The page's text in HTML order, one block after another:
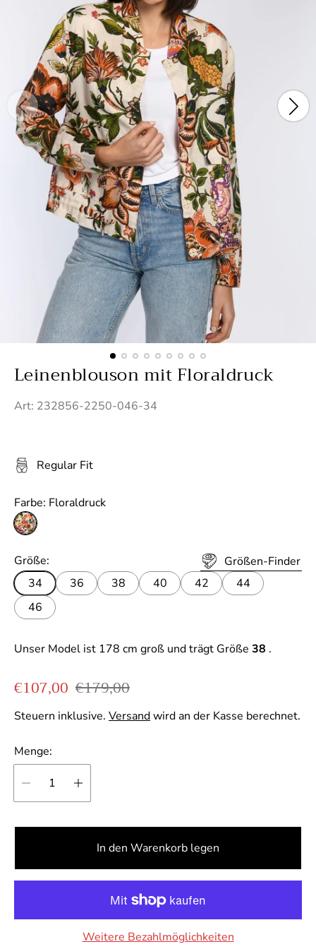
Leinenblouson mit Floraldruck
Art: 232856-2250-046-34
Regular Fit
Farbe: Floraldruck
F
o
r
a
l
r
c
k
Größe:
Größen-Finder
34
36 38 40 42
44
46
Unser Model ist 178 cm groß und trägt Größe 38 .
Verkaufspreis
€107,00 Regulärer Preis
€179,00
Steuern inklusive. Versandwird an der Kasse berechnet.
Menge:
In den Warenkorb legen
Weitere Bezahlmöglichkeiten